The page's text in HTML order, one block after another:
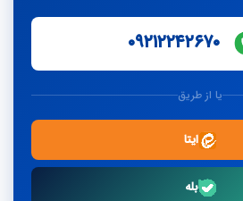
۰۹۲۱۲۲۴۲۶۷۰
یا از طریق
ایتا
بله